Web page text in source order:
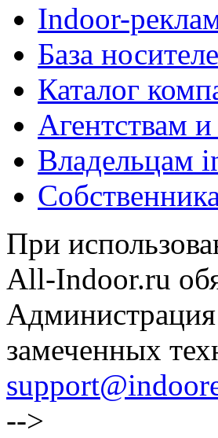
Indoor-
База
Каталог
Агентствам
Владельцам
При
All-Indoor.ru
замеченных
-->